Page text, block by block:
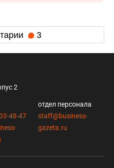
3
2
48-47
отдел персонала
staff@business-
gazeta.ru